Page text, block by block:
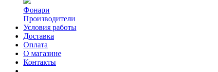
Фонари
Производители
Условия работы
Доставка
Оплата
О магазине
Контакты